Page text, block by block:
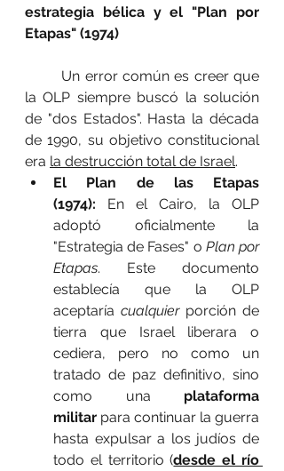
estrategia bélica y el "Plan por
Etapas" (1974)
la OLP siempre buscó la solución
de "dos Estados". Hasta la década
de 1990, su objetivo constitucional
era la destrucción total de Israel.
El Plan de las Etapas
(1974): En el Cairo, la OLP
adoptó oficialmente la
"Estrategia de Fases" o Plan por
Etapas. Este documento
establecía que la OLP
aceptaría cualquier porción de
tierra que Israel liberara o
cediera, pero no como un
tratado de paz definitivo, sino
como una plataforma
militar para continuar la guerra
hasta expulsar a los judíos de
todo el territorio (desde el río